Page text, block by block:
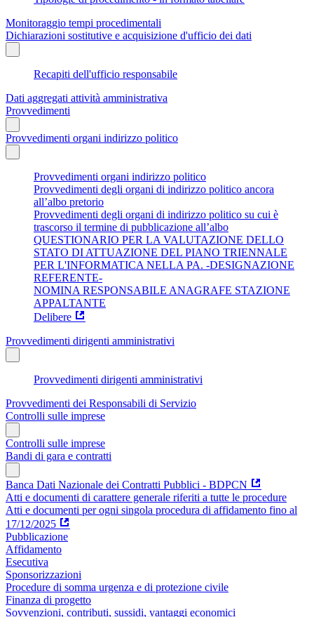
Monitoraggio tempi procedimentali
Dichiarazioni sostitutive e acquisizione d'ufficio dei dati
Recapiti dell'ufficio responsabile
Dati aggregati attività amministrativa
Provvedimenti
Provvedimenti organi indirizzo politico
Provvedimenti organi indirizzo politico
Provvedimenti degli organi di indirizzo politico ancora
all’albo pretorio
Provvedimenti degli organi di indirizzo politico su cui è
trascorso il termine di pubblicazione all’albo
QUESTIONARIO PER LA VALUTAZIONE DELLO
STATO DI ATTUAZIONE DEL PIANO TRIENNALE
PER L'INFORMATICA NELLA PA. -DESIGNAZIONE
REFERENTE-
NOMINA RESPONSABILE ANAGRAFE STAZIONE
APPALTANTE
Delibere
Provvedimenti dirigenti amministrativi
Provvedimenti dirigenti amministrativi
Provvedimenti dei Responsabili di Servizio
Controlli sulle imprese
Controlli sulle imprese
Bandi di gara e contratti
Banca Dati Nazionale dei Contratti Pubblici - BDPCN
Atti e documenti di carattere generale riferiti a tutte le procedure
Atti e documenti per ogni singola procedura di affidamento fino al
17/12/2025
Pubblicazione
Affidamento
Esecutiva
Sponsorizzazioni
Procedure di somma urgenza e di protezione civile
Finanza di progetto
Sovvenzioni, contributi, sussidi, vantaggi economici